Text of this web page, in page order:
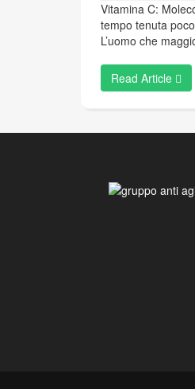
Vitamina C:
tempo tenuta
L’uomo che
Read Article